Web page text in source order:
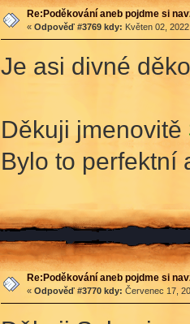
Re:Poděkování aneb pojdme si
« Odpověď #3769 kdy: Květen 02,
Je asi divné
Děkuji jmenovitě
Bylo to perfektní
Re:Poděkování aneb pojdme si
« Odpověď #3770 kdy: Červenec 17,